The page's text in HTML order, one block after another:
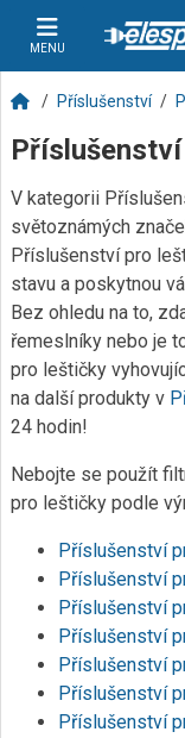
MENU
Příslušenství
V kategorii
světoznámých
Příslušenství pro
stavu a poskytnou
Bez ohledu na to,
řemeslníky nebo je
pro leštičky
na další produkty v
24 hodin!
Nebojte se použít
pro leštičky podle
Příslušenství
Příslušenství
Příslušenství
Příslušenství
Příslušenství
Příslušenství
Příslušenství